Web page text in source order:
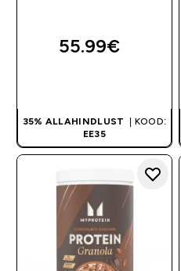
55.99€‎
35% ALLAHINDLUST
| KOOD:
EE35